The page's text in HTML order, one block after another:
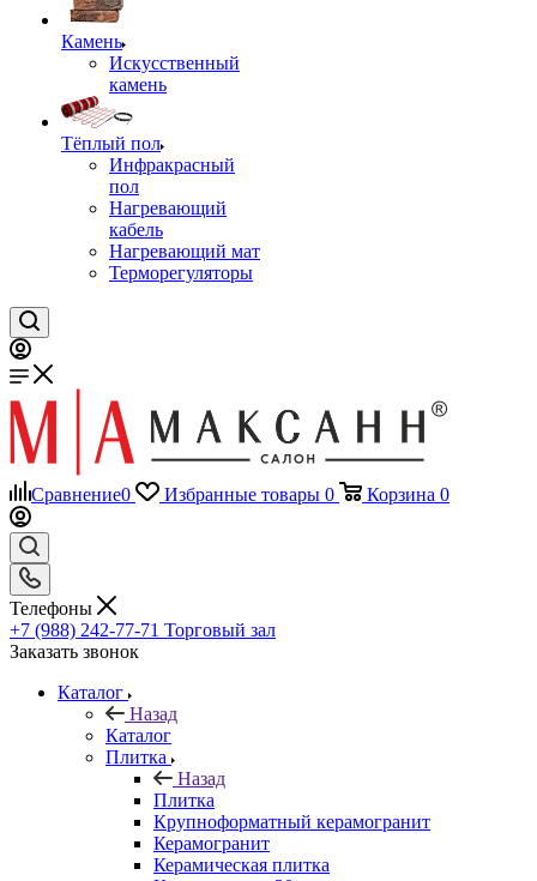
Камень
Искусственный
камень
Тёплый пол
Инфракрасный
пол
Нагревающий
кабель
Нагревающий мат
Терморегуляторы
Сравнение0 Избранные товары 0 Корзина 0
Телефоны
+7 (988) 242-77-71 Торговый зал
Заказать звонок
Каталог
Назад
Каталог
Плитка
Назад
Плитка
Крупноформатный керамогранит
Керамогранит
Керамическая плитка